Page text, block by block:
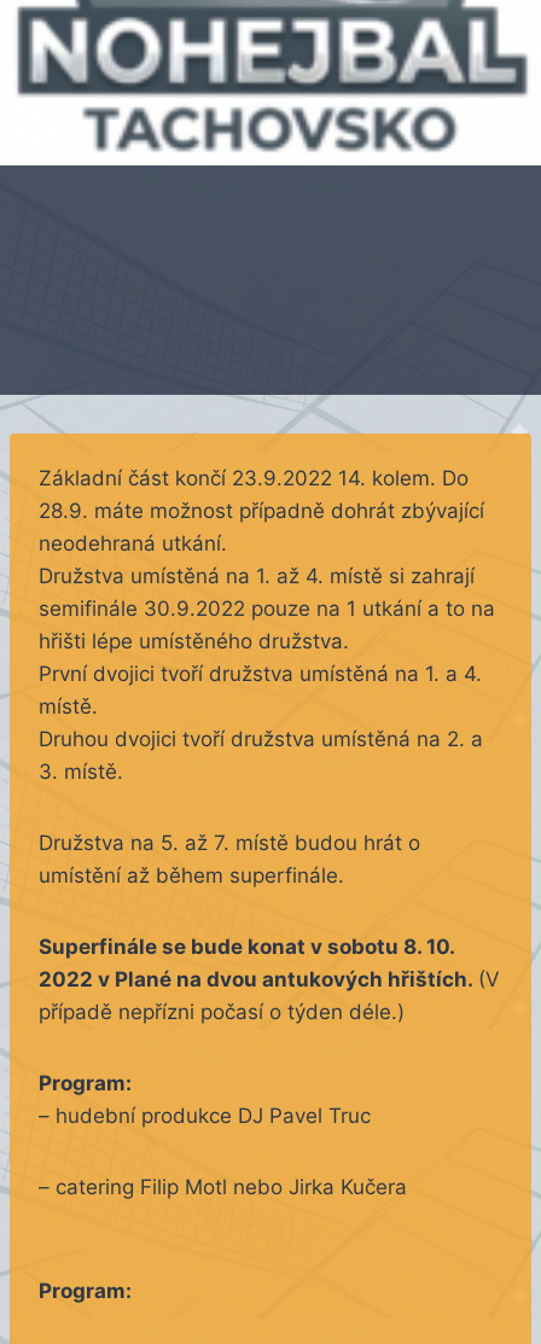
Základní část končí 23.9.2022 14. kolem. Do
28.9. máte možnost případně dohrát zbývající
neodehraná utkání.
Družstva umístěná na 1. až 4. místě si zahrají
semifinále 30.9.2022 pouze na 1 utkání a to na
hřišti lépe umístěného družstva.
První dvojici tvoří družstva umístěná na 1. a 4.
místě.
Druhou dvojici tvoří družstva umístěná na 2. a
3. místě.
Družstva na 5. až 7. místě budou hrát o
umístění až během superfinále.
Superfinále se bude konat v sobotu 8. 10.
2022 v Plané na dvou antukových hřištích. (V
případě nepřízni počasí o týden déle.)
Program:
– hudební produkce DJ Pavel Truc
– catering Filip Motl nebo Jirka Kučera
Program: